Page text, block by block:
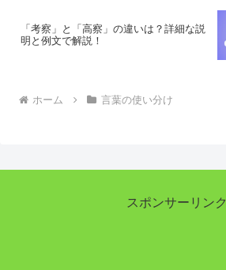
「考察」と「高察」の違いは？詳細な説
明と例文で解説！
ホーム 言葉の使い分け
スポンサーリンク